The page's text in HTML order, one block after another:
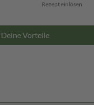
Rezept einlösen
Deine Vorteile